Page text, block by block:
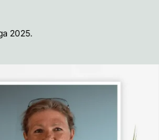
2025.